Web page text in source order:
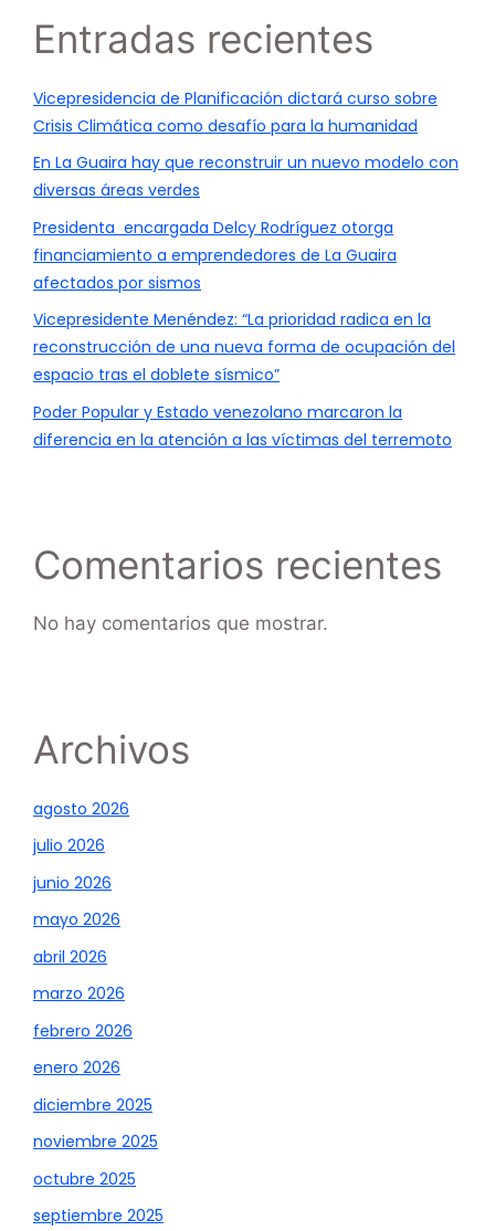
Entradas recientes
Vicepresidencia de Planificación dictará curso sobre
Crisis Climática como desafío para la humanidad
En La Guaira hay que reconstruir un nuevo modelo con
diversas áreas verdes
Presidenta encargada Delcy Rodríguez otorga
financiamiento a emprendedores de La Guaira
afectados por sismos
Vicepresidente Menéndez: “La prioridad radica en la
reconstrucción de una nueva forma de ocupación del
espacio tras el doblete sísmico”
Poder Popular y Estado venezolano marcaron la
diferencia en la atención a las víctimas del terremoto
Comentarios recientes
No hay comentarios que mostrar.
Archivos
agosto 2026
julio 2026
junio 2026
mayo 2026
abril 2026
marzo 2026
febrero 2026
enero 2026
diciembre 2025
noviembre 2025
octubre 2025
septiembre 2025